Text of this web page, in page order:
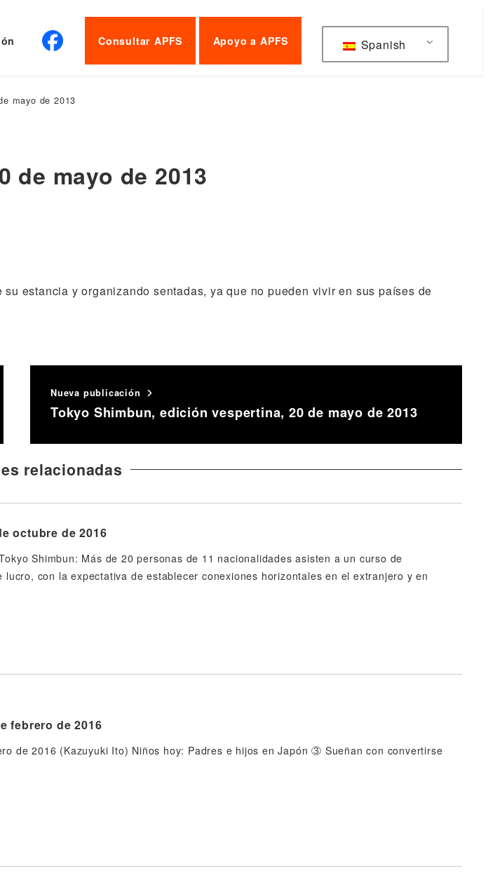
Consultar APFS Apoyo a APFS Spanish
mayo de 2013
de mayo de 2013
estancia y organizando sentadas, ya que no pueden vivir en sus países de
Nueva publicación
Tokyo Shimbun, edición vespertina, 20 de mayo de 2013
relacionadas
octubre de 2016
Shimbun: Más de 20 personas de 11 nacionalidades asisten a un curso de
con la expectativa de establecer conexiones horizontales en el extranjero y en
febrero de 2016
de 2016 (Kazuyuki Ito) Niños hoy: Padres e hijos en Japón ③ Sueñan con convertirse